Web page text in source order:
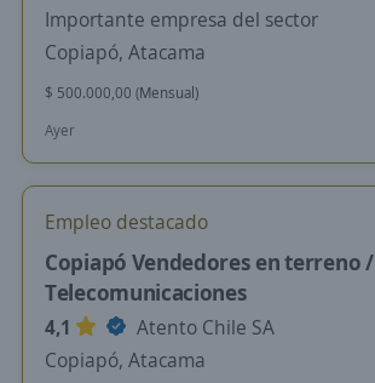
Importante empresa del sector
Copiapó, Atacama
$ 500.000,00 (Mensual)
Ayer
Empleo destacado
Copiapó Vendedores en terreno /
Telecomunicaciones
4,1
Atento Chile SA
Copiapó, Atacama